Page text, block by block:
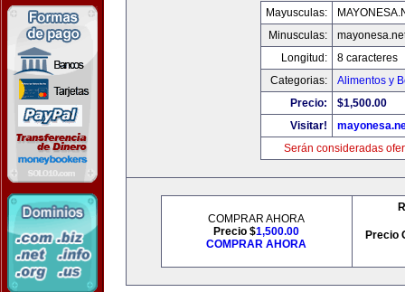
Mayusculas:
Minusculas:
Longitud:
8 caracteres
Categorias:
Alimentos y
Precio:
$1,500.00
Visitar!
Serán consideradas
COMPRAR AHORA
Precio $1,500.00
COMPRAR AHORA
Precio